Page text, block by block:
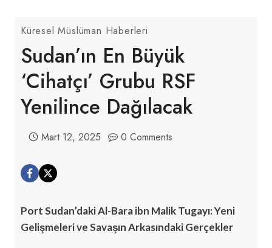
Küresel Müslüman Haberleri
Sudan’ın En Büyük
‘cihatçı’ Grubu RSF
Yenilince Dağılacak
Mart 12, 2025 0 Comments
Port Sudan’daki Al-Bara ibn Malik Tugayı: Yeni
Gelişmeleri ve Savaşın Arkasındaki Gerçekler